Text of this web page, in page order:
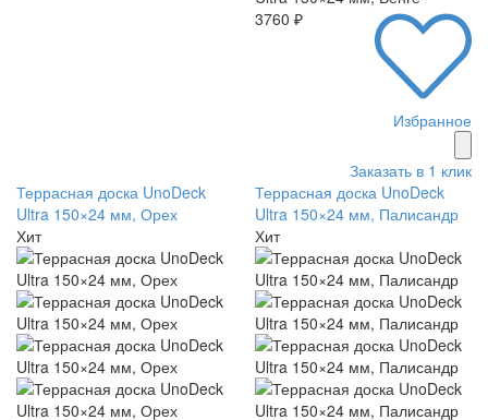
3760 ₽
Избранное
Заказать в 1 клик
Террасная доска UnoDeck
Ultra 150×24 мм, Орех
Хит
Террасная доска UnoDeck
Ultra 150×24 мм, Палисандр
Хит